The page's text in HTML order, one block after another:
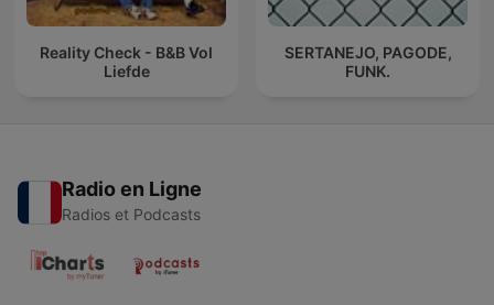
Reality Check - B&B Vol
Liefde
SERTANEJO, PAGODE,
FUNK.
Radio en Ligne
Radios et Podcasts